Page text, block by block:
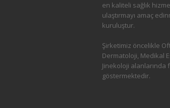
en kaliteli sağlık
ulaştırmayı amaç
kuruluştur.
Şirketimiz öncelikle
Dermatoloji, Medikal
Jinekoloji alanlarında
göstermektedir.